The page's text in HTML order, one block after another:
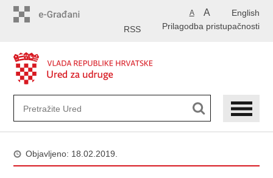
English
A A
Prilagodba pristupačnosti
RSS
Objavljeno: 18.02.2019.